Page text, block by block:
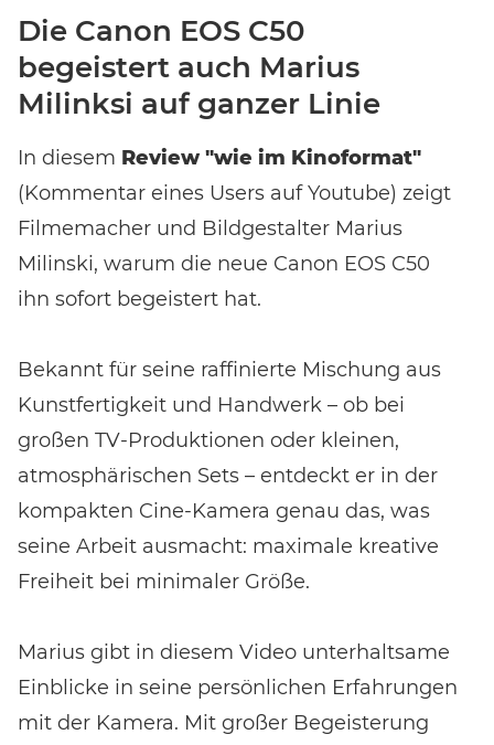
Die Canon EOS C50
begeistert auch Marius
Milinksi auf ganzer Linie
In diesem Review "wie im Kinoformat"
(Kommentar eines Users auf Youtube) zeigt
Filmemacher und Bildgestalter Marius
Milinski, warum die neue Canon EOS C50
ihn sofort begeistert hat.
Bekannt für seine raffinierte Mischung aus
Kunstfertigkeit und Handwerk – ob bei
großen TV‑Produktionen oder kleinen,
atmosphärischen Sets – entdeckt er in der
kompakten Cine‑Kamera genau das, was
seine Arbeit ausmacht: maximale kreative
Freiheit bei minimaler Größe.
Marius gibt in diesem Video unterhaltsame
Einblicke in seine persönlichen Erfahrungen
mit der Kamera. Mit großer Begeisterung